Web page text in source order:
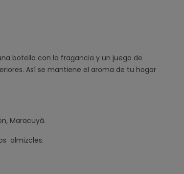
botella con la fragancia y un juego de
Así se mantiene el aroma de tu hogar
Maracuyá.
almizcles.